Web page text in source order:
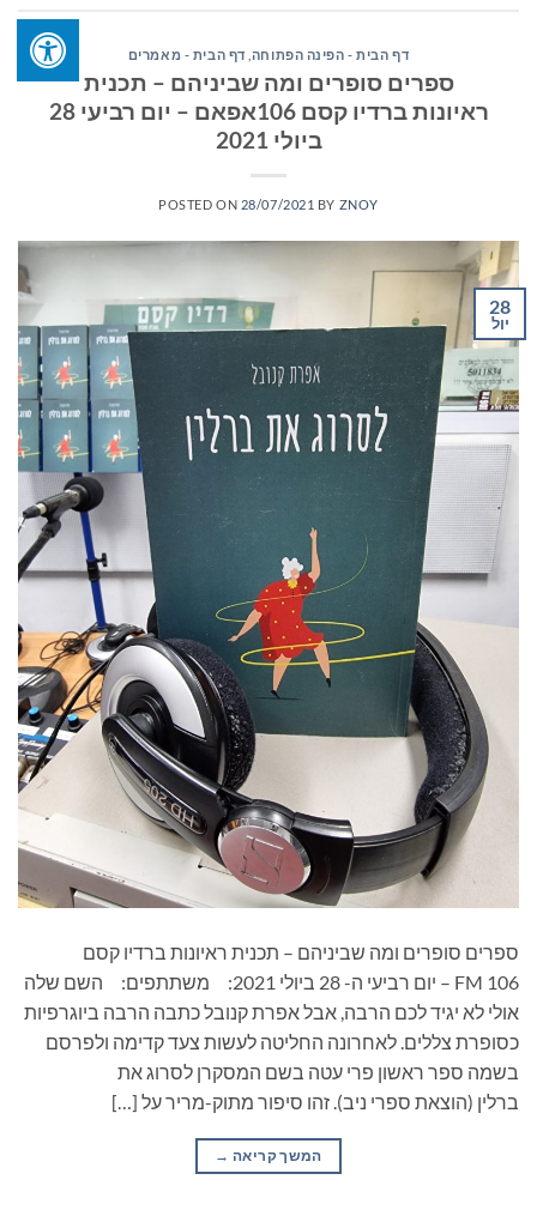
דף הבית - הפינה הפתוחה דף הבית - מאמרים
ספרים סופרים ומה שביניהם – תכנית
ראיונות ברדיו קסם 106אפאם – יום רביעי 28
ביולי 2021
POSTED ON 28/07/2021 BY ZNOY
28
יול
ספרים סופרים ומה שביניהם – תכנית ראיונות ברדיו קסם
106 FM – יום רביעי ה- 28 ביולי 2021: משתתפים: השם שלה
אולי לא יגיד לכם הרבה, אבל אפרת קנובל כתבה הרבה ביוגרפיות
כסופרת צללים. לאחרונה החליטה לעשות צעד קדימה ולפרסם
בשמה ספר ראשון פרי עטה בשם המסקרן לסרוג את
ברלין (הוצאת ספרי ניב). זהו סיפור מתוק-מריר על […]
המשך קריאה →